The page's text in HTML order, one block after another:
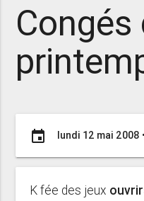
Congés
event lundi 12 mai 2008 •
K fée des jeux